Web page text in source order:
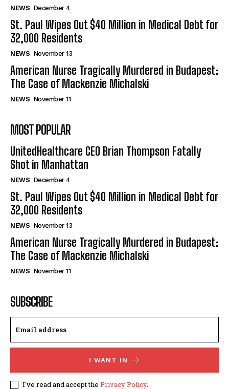
NEWS December 4
St. Paul Wipes Out $40 Million in Medical Debt for
32,000 Residents
NEWS November 13
American Nurse Tragically Murdered in Budapest:
The Case of Mackenzie Michalski
NEWS November 11
MOST POPULAR
UnitedHealthcare CEO Brian Thompson Fatally
Shot in Manhattan
NEWS December 4
St. Paul Wipes Out $40 Million in Medical Debt for
32,000 Residents
NEWS November 13
American Nurse Tragically Murdered in Budapest:
The Case of Mackenzie Michalski
NEWS November 11
SUBSCRIBE
I WANT IN
I've read and accept the Privacy Policy.